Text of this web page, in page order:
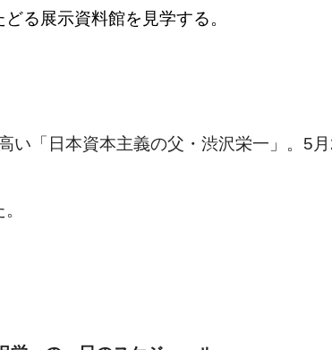
る展示資料館を見学する。
「日本資本主義の父・渋沢栄一」。5